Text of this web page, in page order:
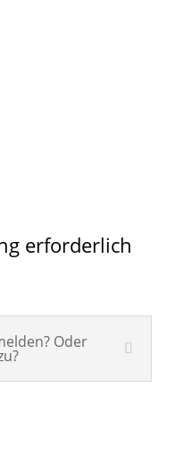
erforderlich
Oder